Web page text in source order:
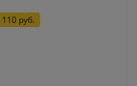
110 руб.